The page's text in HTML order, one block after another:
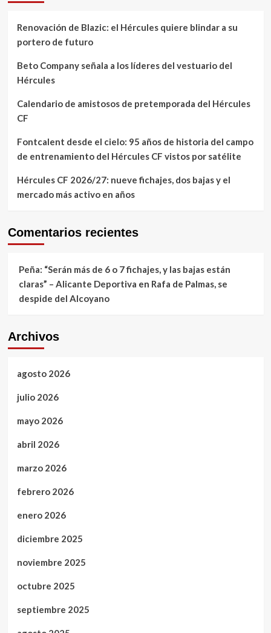
Renovación de Blazic: el Hércules quiere blindar a su
portero de futuro
Beto Company señala a los líderes del vestuario del
Hércules
Calendario de amistosos de pretemporada del Hércules
CF
Fontcalent desde el cielo: 95 años de historia del campo
de entrenamiento del Hércules CF vistos por satélite
Hércules CF 2026/27: nueve fichajes, dos bajas y el
mercado más activo en años
Comentarios recientes
Peña: “Serán más de 6 o 7 fichajes, y las bajas están
claras” – Alicante Deportiva en Rafa de Palmas, se
despide del Alcoyano
Archivos
agosto 2026
julio 2026
mayo 2026
abril 2026
marzo 2026
febrero 2026
enero 2026
diciembre 2025
noviembre 2025
octubre 2025
septiembre 2025